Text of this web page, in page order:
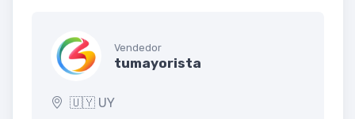
Vendedor
tumayorista
🇺🇾 UY